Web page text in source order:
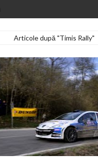
Articole după "Timis Rally"